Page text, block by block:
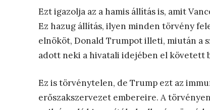
Ezt igazolja az a hamis állítás is, amit
Ez hazug állítás, ilyen minden törvény
elnököt, Donald Trumpot illeti, miután a
adott neki a hivatali idejében el követett
Ez is törvénytelen, de Trump ezt az
erőszakszervezet embereire. A